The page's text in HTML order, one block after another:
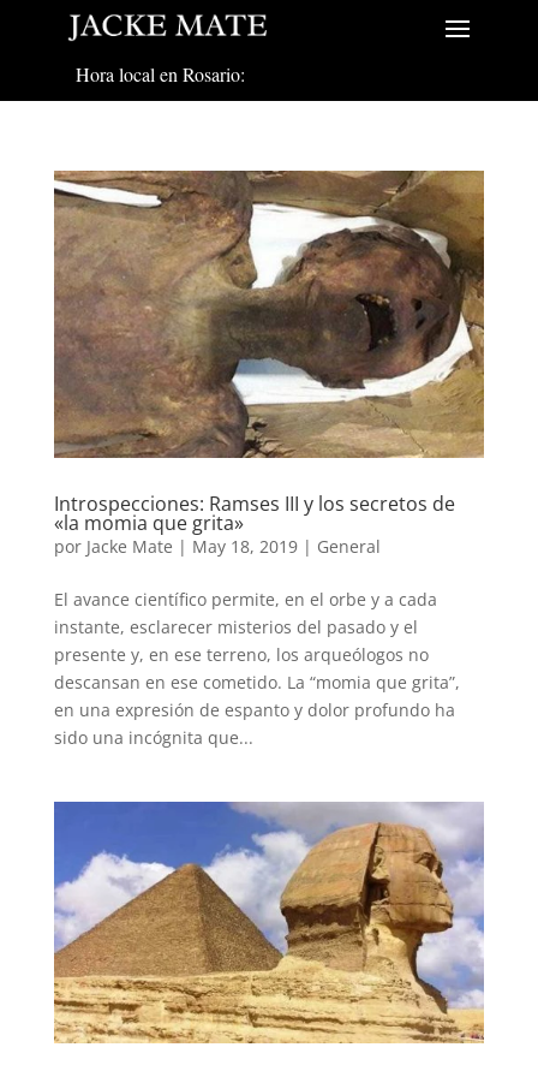
Hora local en Rosario:
Introspecciones: Ramses III y los secretos de
«la momia que grita»
por Jacke Mate | May 18, 2019| General
El avance científico permite, en el orbe y a cada
instante, esclarecer misterios del pasado y el
presente y, en ese terreno, los arqueólogos no
descansan en ese cometido. La “momia que grita”,
en una expresión de espanto y dolor profundo ha
sido una incógnita que...